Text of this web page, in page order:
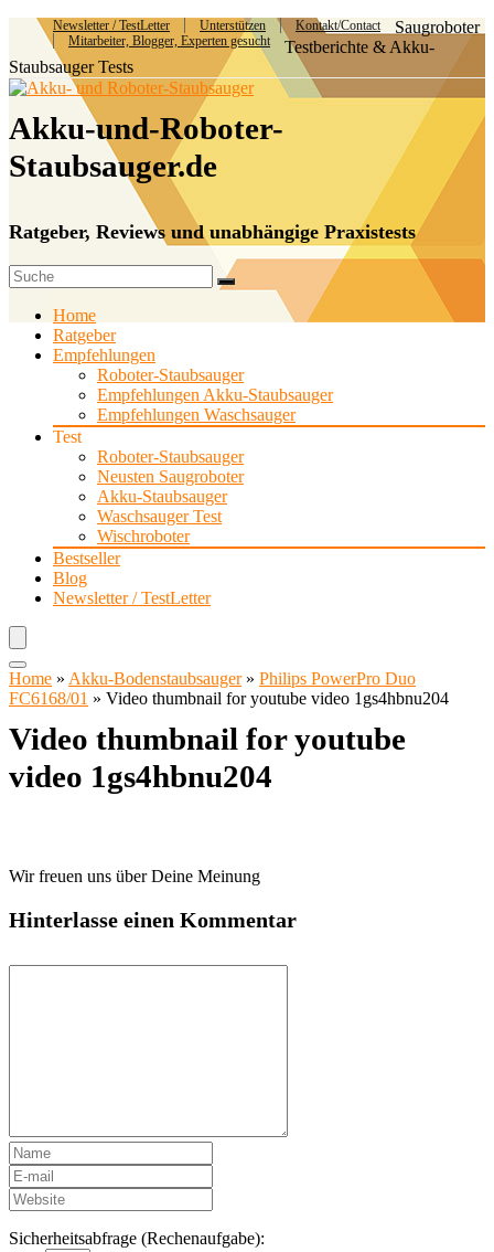
Newsletter / TestLetter Unterstützen
Kontakt/Contact
Mitarbeiter, Blogger, Experten gesucht
Saugroboter
Testberichte & Akku-
Staubsauger Tests
Akku-und-Roboter-
Staubsauger.de
Ratgeber, Reviews und unabhängige Praxistests
Home
Ratgeber
Empfehlungen
Roboter-Staubsauger
Empfehlungen Akku-Staubsauger
Empfehlungen Waschsauger
Test
Roboter-Staubsauger
Neusten Saugroboter
Akku-Staubsauger
Waschsauger Test
Wischroboter
Bestseller
Blog
Newsletter / TestLetter
Home » Akku-Bodenstaubsauger» Philips PowerPro Duo
FC6168/01 » Video thumbnail for youtube video 1gs4hbnu204
Video thumbnail for youtube
video 1gs4hbnu204
Wir freuen uns über Deine Meinung
Hinterlasse einen Kommentar
Sicherheitsabfrage (Rechenaufgabe):